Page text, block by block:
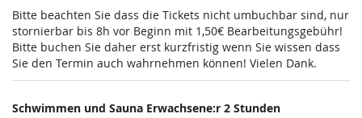
Bitte beachten Sie dass die Tickets nicht umbuchbar sind, nur
stornierbar bis 8h vor Beginn mit 1,50€ Bearbeitungsgebühr!
Bitte buchen Sie daher erst kurzfristig wenn Sie wissen dass
Sie den Termin auch wahrnehmen können! Vielen Dank.
Schwimmen und Sauna Erwachsene:r 2 Stunden